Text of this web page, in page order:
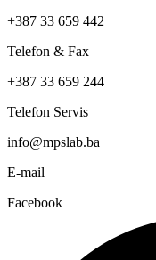
+387 33 659 442
Telefon & Fax
+387 33 659 244
Telefon Servis
info@mpslab.ba
E-mail
Facebook